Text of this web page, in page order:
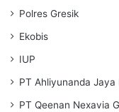
Polres Gresik
Ekobis
IUP
PT Ahliyunanda Jaya
PT Qeenan Nexavia